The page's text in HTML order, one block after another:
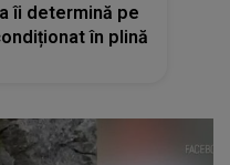
îi determină pe
în plină